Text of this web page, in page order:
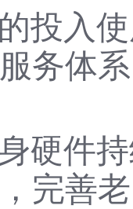
投入
务体
硬件
完善